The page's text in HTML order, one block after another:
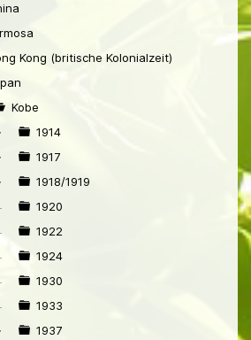
Kong (britische Kolonialzeit)
Kobe
1914
1917
1918/1919
1920
1922
1924
1930
1933
1937